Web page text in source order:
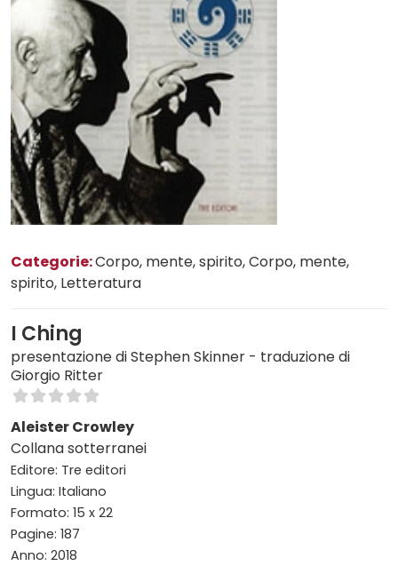
Categorie:Corpo, mente, spirito, Corpo, mente,
spirito, Letteratura
I Ching
presentazione di Stephen Skinner - traduzione di
Giorgio Ritter
Aleister Crowley
Collana sotterranei
Editore: Tre editori
Lingua: Italiano
Formato: 15 x 22
Pagine: 187
Anno: 2018